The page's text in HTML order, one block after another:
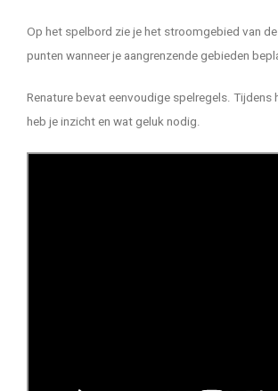
Op het spelbord zie je het stroomgebied van
punten wanneer je aangrenzende gebieden
Renature bevat eenvoudige spelregels.
heb je inzicht en wat geluk nodig.